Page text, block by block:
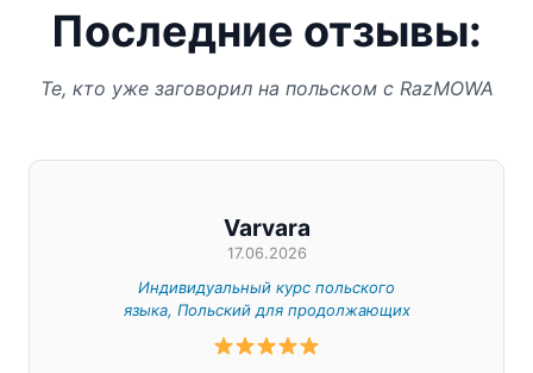
Последние отзывы:
Те, кто уже заговорил на польском с RazMOWA
Varvara
17.06.2026
Индивидуальный курс польского
языка, Польский для продолжающих